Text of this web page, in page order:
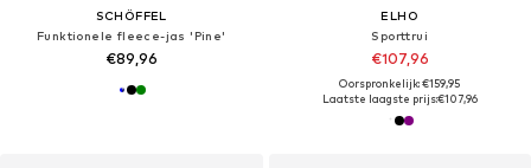
SCHÖFFEL
Funktionele fleece-jas 'Pine'
€89,96
ELHO
Sporttrui
€107,96
Oorspronkelijk: €159,95
Laatste laagste prijs:€107,96